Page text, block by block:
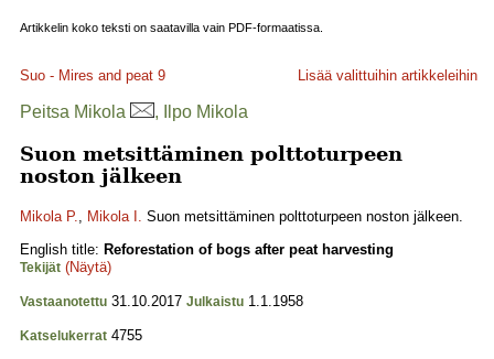
Artikkelin koko teksti on saatavilla vain PDF-formaatissa.
Suo - Mires and peat 9 Lisää valittuihin artikkeleihin
Peitsa Mikola , Ilpo Mikola
Suon metsittäminen polttoturpeen
noston jälkeen
Mikola P., Mikola I. Suon metsittäminen polttoturpeen noston jälkeen.
English title: Reforestation of bogs after peat harvesting
Tekijät (Näytä)
Vastaanotettu 31.10.2017 Julkaistu 1.1.1958
Katselukerrat 4755